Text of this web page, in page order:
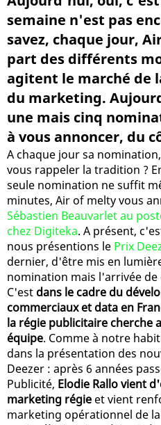
semaine n'est pas
savez, chaque jour,
part des différents
agitent le marché de
du marketing.
une mais cinq
à vous annoncer, du
A chaque jour sa
vous rappeler la tradition ?
seule nomination ne suffit
minutes, Air of melty vous
Sébastien Beauvarlet au
chez Digiteka. A présent,
nous présentions le Prix
dernier, d'être mis en
nomination mais l'arrivée
C'est dans le cadre du
commerciaux et data en
la régie publicitaire cherche
équipe. Comme à notre
dans la présentation des
Deezer : après 6 années
Publicité, Elodie Rallo vient
marketing régie et vient
marketing opérationnel de